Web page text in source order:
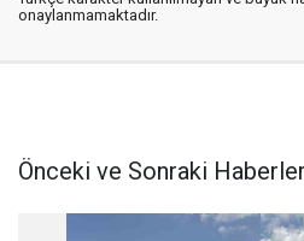
onaylanmamaktadır.
Önceki ve Sonraki Haberler